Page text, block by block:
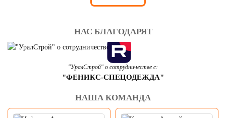
НАС БЛАГОДАРЯТ
"УралСтрой" о сотрудничестве с:
"ФЕНИКС-СПЕЦОДЕЖДА"
НАША КОМАНДА